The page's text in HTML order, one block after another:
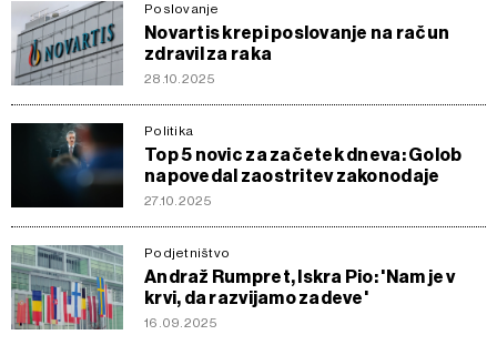
Poslovanje
Novartis krepi poslovanje na račun
zdravil za raka
28.10.2025
Politika
Top 5 novic za začetek dneva: Golob
napovedal zaostritev zakonodaje
27.10.2025
Podjetništvo
Andraž Rumpret, Iskra Pio: 'Nam je v
krvi, da razvijamo zadeve'
16.09.2025